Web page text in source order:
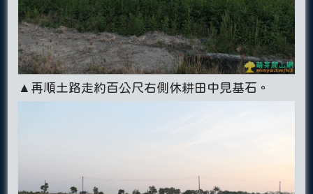
▲再順土路走約百公尺右側休耕田中見基石。